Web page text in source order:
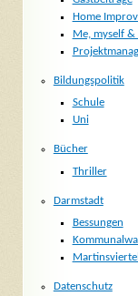
Home
Me, myself & I
Bildungspolitik
Schule
Uni
Bücher
Thriller
Darmstadt
Bessungen
Martinsviertel
Datenschutz